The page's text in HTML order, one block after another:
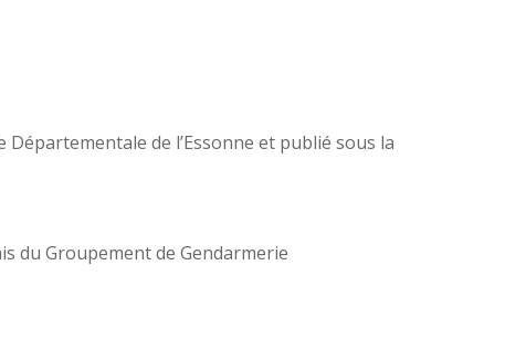
de l’Essonne et publié sous la
du Groupement de Gendarmerie